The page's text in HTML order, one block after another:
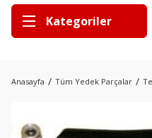
Kategoriler
Anasayfa Tüm Yedek Parçalar